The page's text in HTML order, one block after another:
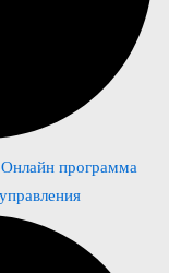
программа